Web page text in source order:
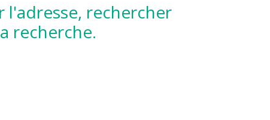
l'adresse, rechercher
recherche.